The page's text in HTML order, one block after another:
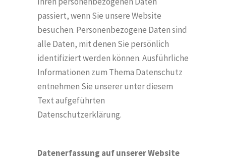
passiert, wenn Sie unsere Website
besuchen. Personenbezogene Daten sind
alle Daten, mit denen Sie persönlich
identifiziert werden können. Ausführliche
Informationen zum Thema Datenschutz
entnehmen Sie unserer unter diesem
Text aufgeführten
Datenschutzerklärung.
Datenerfassung auf unserer Website